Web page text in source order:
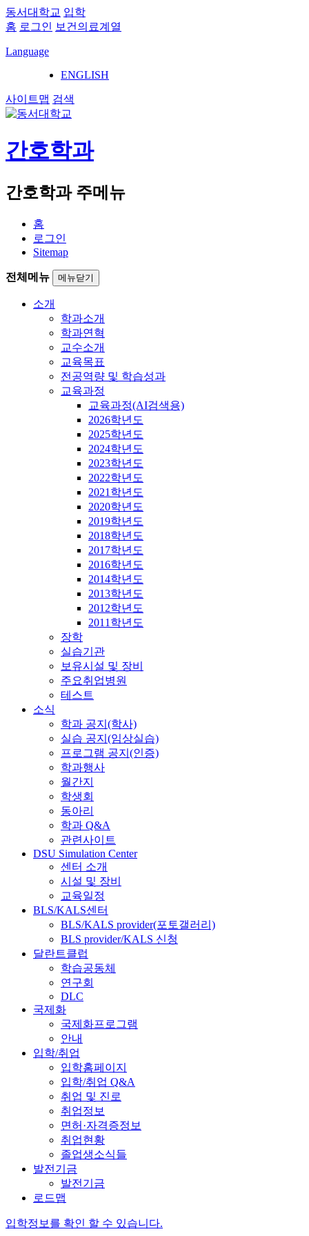
동서대학교 입학
홈 로그인 보건의료계열
Language
ENGLISH
사이트맵 검색
간호학과
간호학과 주메뉴
홈
로그인
Sitemap
전체메뉴 메뉴닫기
소개
학과소개
학과연혁
교수소개
교육목표
전공역량 및 학습성과
교육과정
교육과정(AI검색용)
2026학년도
2025학년도
2024학년도
2023학년도
2022학년도
2021학년도
2020학년도
2019학년도
2018학년도
2017학년도
2016학년도
2014학년도
2013학년도
2012학년도
2011학년도
장학
실습기관
보유시설 및 장비
주요취업병원
테스트
소식
학과 공지(학사)
실습 공지(임상실습)
프로그램 공지(인증)
학과행사
월간지
학생회
동아리
학과 Q&A
관련사이트
DSU Simulation Center
센터 소개
시설 및 장비
교육일정
BLS/KALS센터
BLS/KALS provider(포토갤러리)
BLS provider/KALS 신청
달란트클럽
학습공동체
연구회
DLC
국제화
국제화프로그램
안내
입학/취업
입학홈페이지
입학/취업 Q&A
취업 및 진로
취업정보
면허·자격증정보
취업현황
졸업생소식들
발전기금
발전기금
로드맵
입학정보를 확인 할 수 있습니다.